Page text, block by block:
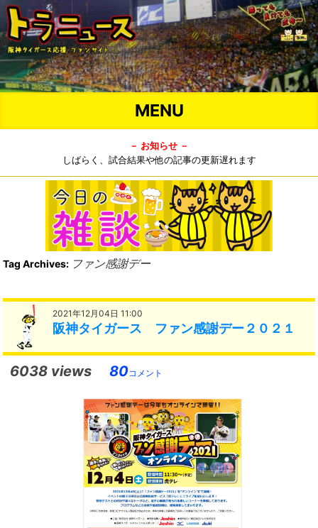
MENU
－ お知らせ －
しばらく、試合結果や他の記事の更新遅れます
Tag Archives: ファン感謝デー
2021年12月04日 11:00
阪神タイガース ファン感謝デー２０２１
6038 views 80コメント